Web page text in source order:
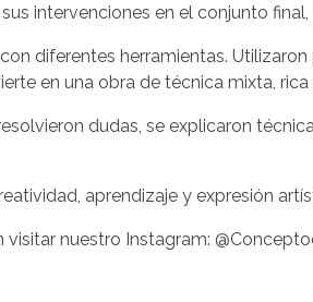
intervenciones en el conjunto
diferentes herramientas.
en una obra de técnica mixta,
dudas, se explicaron
aprendizaje y expresión
nuestro Instagram: